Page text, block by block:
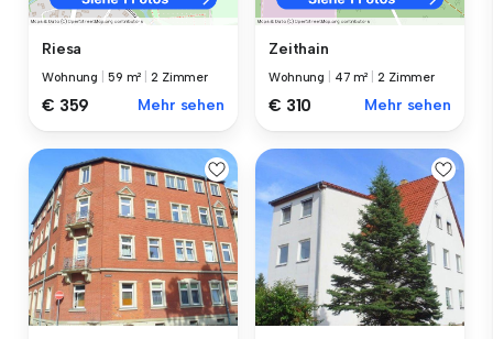
Riesa
Wohnung 59 m² |2 Zimmer
€ 359 Mehr sehen
Zeithain
Wohnung 47 m² |2 Zimmer
€ 310 Mehr sehen